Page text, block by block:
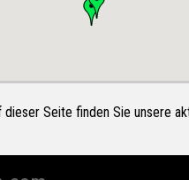
dieser Seite finden Sie unsere